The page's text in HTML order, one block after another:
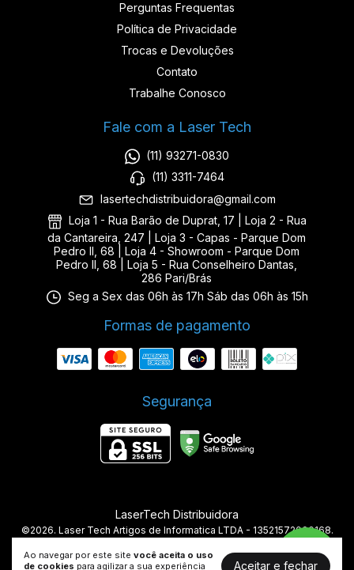
Ao navegar por este site você aceita o uso
de cookies para agilizar a sua experiência Aceitar e fechar
Perguntas Frequentas
Política de Privacidade
Trocas e Devoluções
Contato
Trabalhe Conosco
Fale com a Laser Tech
(11) 93271-0830
(11) 3311-7464
lasertechdistribuidora@gmail.com
Loja 1 - Rua Barão de Duprat, 17 | Loja 2 - Rua
da Cantareira, 247 | Loja 3 - Capas - Parque Dom
Pedro II, 68 | Loja 4 - Showroom - Parque Dom
Pedro II, 68 | Loja 5 - Rua Conselheiro Dantas,
286 Pari/Brás
Seg a Sex das 06h às 17h Sáb das 06h às 15h
Formas de pagamento
Segurança
LaserTech Distribuidora
©2026. Laser Tech Artigos de Informatica LTDA - 13521572000168.